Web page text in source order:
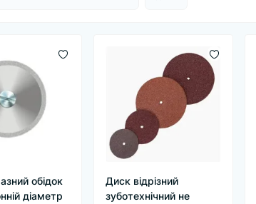
обідок
діаметр
Диск відрізний
зуботехнічний не